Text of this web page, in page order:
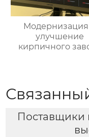
улучшение
кирпичного
Поставщики